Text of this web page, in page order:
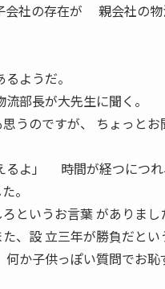
社の存在が 親会社の
ようだ。
部長が大先生に聞く。
うのですが、 ちょっと
るよ」 時間が経つにつれ
。
というお言葉 がありま
、設 立三年が勝負だとい
か子供っぽい質問でお